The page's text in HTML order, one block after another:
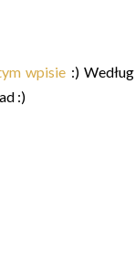
wpisie :) Według
:)